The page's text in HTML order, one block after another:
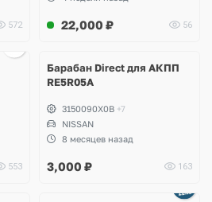
572 22,000 ₽ 56
553
Барабан Direct для АКПП
RE5R05A
3150090X0B +7
NISSAN
8 месяцев назад
3,000 ₽ 163